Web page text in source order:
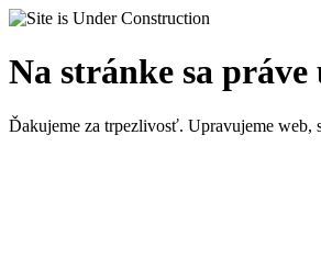
Na stránke sa
Ďakujeme za trpezlivosť. Upravujeme web,